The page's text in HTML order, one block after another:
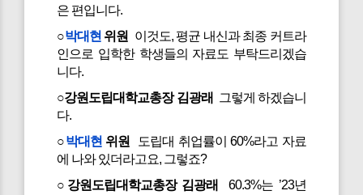
은 편입니다.
○박대현 위원
이것도, 평균 내신과 최종 커트라
인으로 입학한 학생들의 자료도 부탁드리겠습
니다.
○강원도립대학교총장 김광래
그렇게 하겠습니
다.
○박대현 위원
도립대 취업률이 60%라고 자료
에 나와 있더라고요, 그렇죠?
○강원도립대학교총장 김광래
60.3%는 ’23년